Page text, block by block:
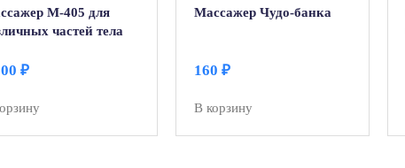
М-405 для
частей тела
ног)
₽
Массажер Чудо-банка
160 ₽
В корзину